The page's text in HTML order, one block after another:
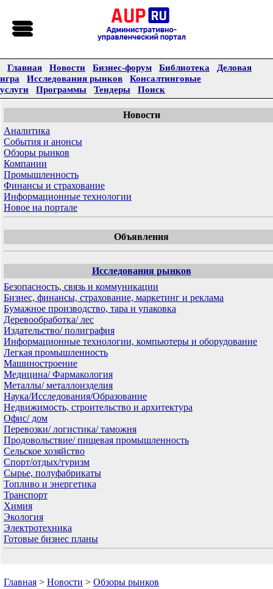
Главная Новости Бизнес-форум Библиотека
Деловая
игра
Исследования рынков
Консалтинговые
услуги
Программы Тендеры Поиск
Новости
Аналитика
События и анонсы
Обзоры рынков
Компании
Промышленность
Финансы и страхование
Информационные технологии
Новое на портале
Объявления
Исследования рынков
Безопасность, связь и коммуникации
Бизнес, финансы, страхование, маркетинг и реклама
Бумажное производство, тара и упаковка
Деревообработка/ лес
Издательство/ полиграфия
Информационные технологии, компьютеры и оборудование
Легкая промышленность
Машиностроение
Медицина/ Фармакология
Металлы/ металлоизделия
Наука/Исследования/Образование
Недвижимость, строительство и архитектура
Офис/ дом
Перевозки/ логистика/ таможня
Продовольствие/ пищевая промышленность
Сельское хозяйство
Спорт/отдых/туризм
Сырье, полуфабрикаты
Топливо и энергетика
Транспорт
Химия
Экология
Электротехника
Готовые бизнес планы
Главная > Новости > Обзоры рынков